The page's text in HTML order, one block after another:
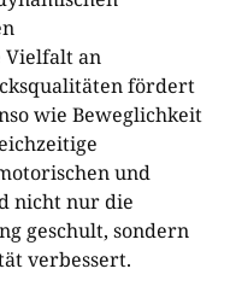
Vielfalt an
fördert
wie Beweglichkeit
und
nicht nur die
geschult, sondern
verbessert.